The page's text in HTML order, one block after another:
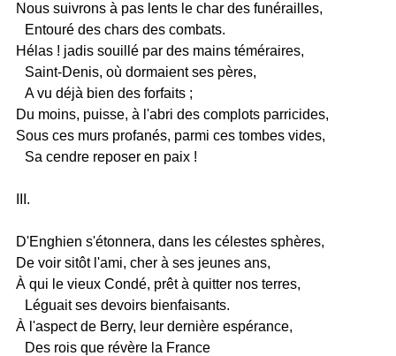
Nous suivrons à pas lents le char des funérailles,
Entouré des chars des combats.
Hélas ! jadis souillé par des mains téméraires,
Saint-Denis, où dormaient ses pères,
A vu déjà bien des forfaits ;
Du moins, puisse, à l'abri des complots parricides,
Sous ces murs profanés, parmi ces tombes vides,
Sa cendre reposer en paix !
III.
D'Enghien s'étonnera, dans les célestes sphères,
De voir sitôt l'ami, cher à ses jeunes ans,
À qui le vieux Condé, prêt à quitter nos terres,
Léguait ses devoirs bienfaisants.
À l'aspect de Berry, leur dernière espérance,
Des rois que révère la France